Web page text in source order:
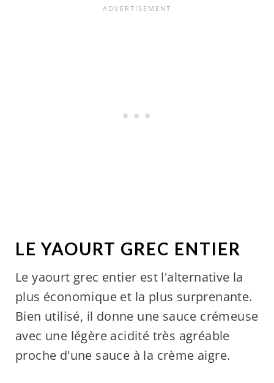
LE YAOURT GREC ENTIER
Le yaourt grec entier est l'alternative la
plus économique et la plus surprenante.
Bien utilisé, il donne une sauce crémeuse
avec une légère acidité très agréable
proche d'une sauce à la crème aigre.